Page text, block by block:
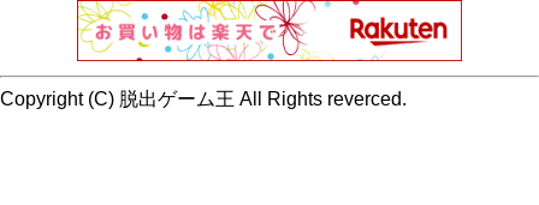
Copyright (C) 脱出ゲーム王 All Rights reverced.